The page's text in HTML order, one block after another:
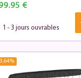
€
1 - 3 jours ouvrables
%